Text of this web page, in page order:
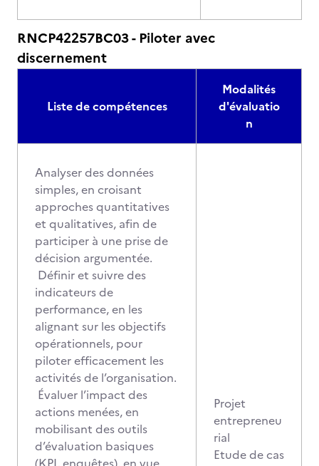
RNCP42257BC03 - Piloter avec
discernement
Liste de compétences
Modalités
d'évaluatio
n
Analyser des données
simples, en croisant
approches quantitatives
et qualitatives, afin de
participer à une prise de
décision argumentée.
Définir et suivre des
indicateurs de
performance, en les
alignant sur les objectifs
opérationnels, pour
piloter efficacement les
activités de l’organisation.
Évaluer l’impact des
actions menées, en
mobilisant des outils
d’évaluation basiques
Projet
entrepreneu
rial
Etude de cas